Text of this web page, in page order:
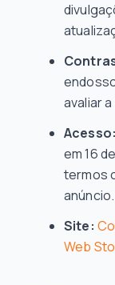
avaliar
Acesso:
em 16
termos
anúncio.
Site:
Web